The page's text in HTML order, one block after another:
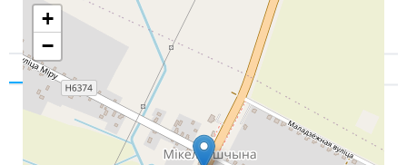
+
−
Zgoda Szczegóły
Aby zapewnić wygodę użytkowników, strona
wykorzystuje pliki cookie. Możesz je Zaakceptować,
Zaakceptować częściowo lub Odrzucić